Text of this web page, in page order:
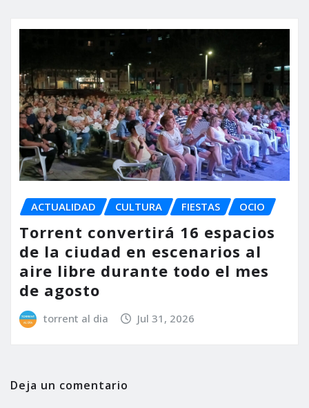
ACTUALIDAD CULTURA FIESTAS OCIO
Torrent convertirá 16 espacios
de la ciudad en escenarios al
aire libre durante todo el mes
de agosto
torrent al dia Jul 31, 2026
Deja un comentario